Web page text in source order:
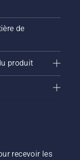
de
produit
recevoir les